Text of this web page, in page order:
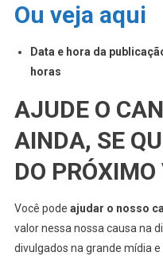
Ou veja aqui
Data e hora da
horas
AJUDE O
AINDA, SE
DO PRÓXIMO
Você pode ajudar o nosso
valor nessa nossa causa na
divulgados na grande mídia e